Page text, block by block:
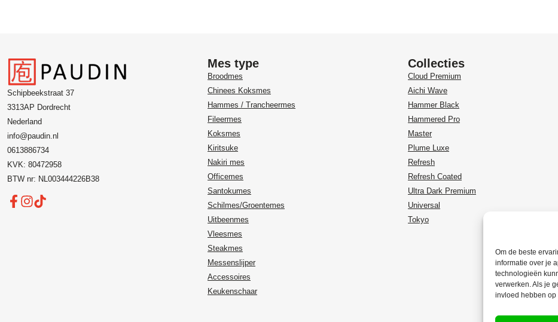
Om de beste
informatie over je
technologieën
verwerken. Als je
invloed hebben
Schipbeekstraat 37
3313AP Dordrecht
Nederland
info@paudin.nl
0613886734
KVK: 80472958
BTW nr: NL003444226B38
Mes type
Broodmes
Chinees Koksmes
Hammes / Trancheermes
Fileermes
Koksmes
Kiritsuke
Nakiri mes
Officemes
Santokumes
Schilmes/Groentemes
Uitbeenmes
Vleesmes
Steakmes
Messenslijper
Accessoires
Keukenschaar
Collecties
Cloud Premium
Aichi Wave
Hammer Black
Hammered Pro
Master
Plume Luxe
Refresh
Refresh Coated
Ultra Dark Premium
Universal
Tokyo